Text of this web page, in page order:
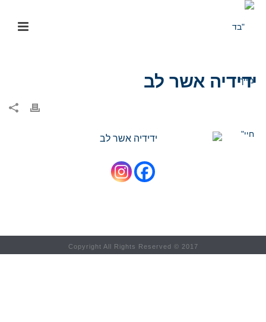
ידידיה אשר לב
Copyright All Rights Reserved © 2017